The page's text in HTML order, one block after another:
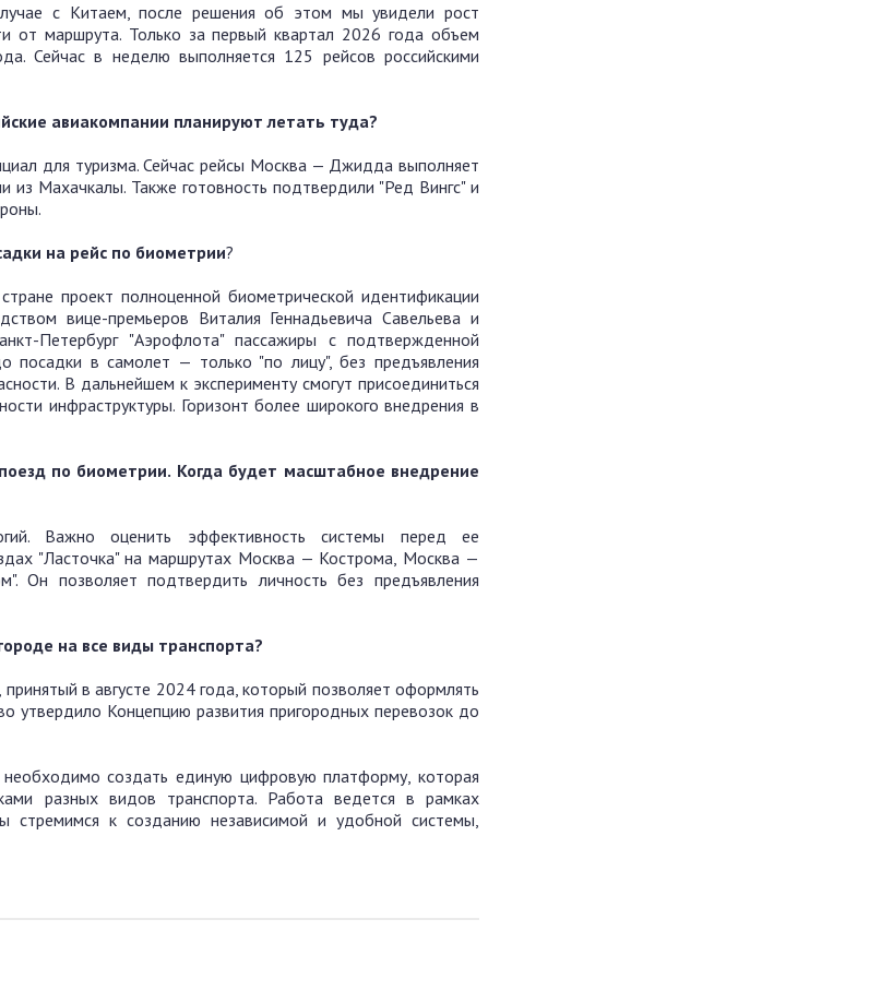
с Китаем, после решения об этом мы увидели рост
от маршрута. Только за первый квартал 2026 года объем
Сейчас в неделю выполняется 125 рейсов российскими
авиакомпании планируют летать туда?
для туризма. Сейчас рейсы Москва — Джидда выполняет
из Махачкалы. Также готовность подтвердили "Ред Вингс" и
на рейс по биометрии?
проект полноценной биометрической идентификации
вице-премьеров Виталия Геннадьевича Савельева и
Петербург "Аэрофлота" пассажиры с подтвержденной
в самолет — только "по лицу", без предъявления
В дальнейшем к эксперименту смогут присоединиться
инфраструктуры. Горизонт более широкого внедрения в
по биометрии. Когда будет масштабное внедрение
Важно оценить эффективность системы перед ее
"Ласточка" на маршрутах Москва — Кострома, Москва —
позволяет подтвердить личность без предъявления
на все виды транспорта?
в августе 2024 года, который позволяет оформлять
утвердило Концепцию развития пригородных перевозок до
создать единую цифровую платформу, которая
разных видов транспорта. Работа ведется в рамках
к созданию независимой и удобной системы,